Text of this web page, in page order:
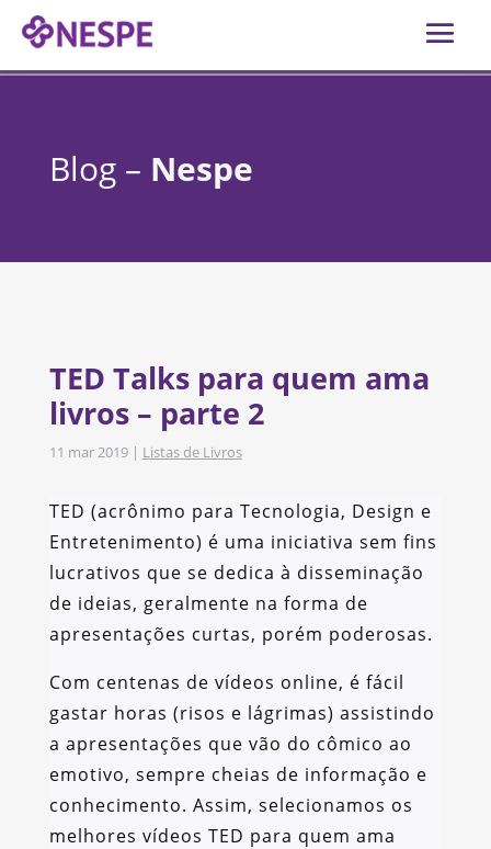
Blog – Nespe
TED Talks para quem ama
livros – parte 2
11 mar 2019| Listas de Livros
TED (acrônimo para Tecnologia, Design e
Entretenimento) é uma iniciativa sem fins
lucrativos que se dedica à disseminação
de ideias, geralmente na forma de
apresentações curtas, porém poderosas.
Com centenas de vídeos online, é fácil
gastar horas (risos e lágrimas) assistindo
a apresentações que vão do cômico ao
emotivo, sempre cheias de informação e
conhecimento. Assim, selecionamos os
melhores vídeos TED para quem ama